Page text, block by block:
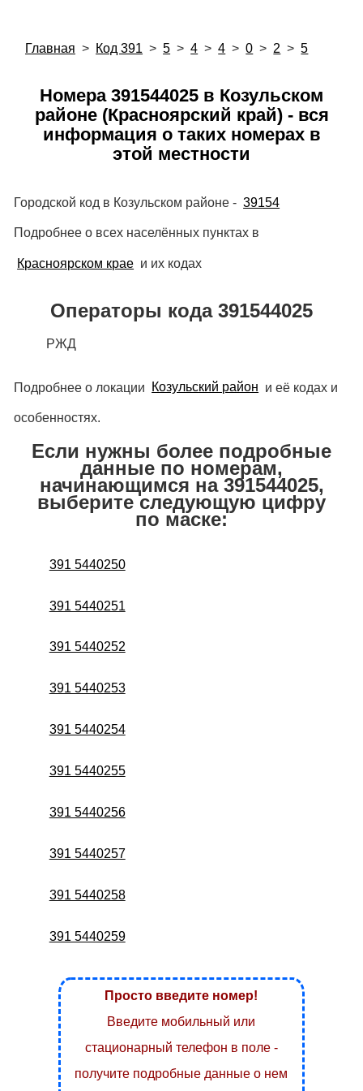
Главная > Код 391 > 5 > 4 > 4 > 0 > 2 > 5
Номера 391544025 в Козульском
районе (Красноярский край) - вся
информация о таких номерах в
этой местности
Городской код в Козульском районе - 39154
Подробнее о всех населённых пунктах в
Красноярском крае и их кодах
Операторы кода 391544025
РЖД
Подробнее о локации Козульский район и её кодах и
особенностях.
Если нужны более подробные
данные по номерам,
начинающимся на 391544025,
выберите следующую цифру
по маске:
391 5440250
391 5440251
391 5440252
391 5440253
391 5440254
391 5440255
391 5440256
391 5440257
391 5440258
391 5440259
Просто введите номер!
Введите мобильный или
стационарный телефон в поле -
получите подробные данные о нем